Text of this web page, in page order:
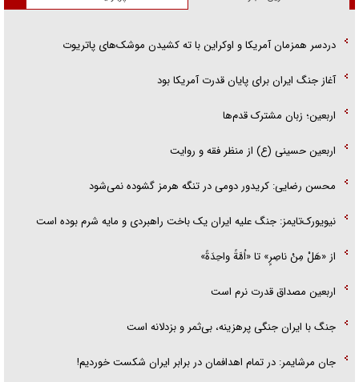
دردسر همزمان آمریکا و اوکراین با ته کشیدن موشک‌های پاتریوت
آغاز جنگ ایران برای پایان قدرت آمریکا بود
اربعین؛ زبان مشترک قدم‌ها
اربعین حسینی (ع) از منظر فقه و روایت
محسن رضایی: کریدور دومی در تنگه هرمز گشوده نمی‌شود
نیویورک‌تایمز: جنگ علیه ایران یک باخت راهبردی و مایه شرم بوده است
از «هَلْ مِنْ ناصِرٍ» تا «اُمَّةً واحِدَةً»
اربعین مصداق قدرت نرم است
جنگ با ایران جنگی پرهزینه، بی‌ثمر و بزدلانه است
جان مرشایمر: در تمام اهدافمان در برابر ایران شکست خوردیم!